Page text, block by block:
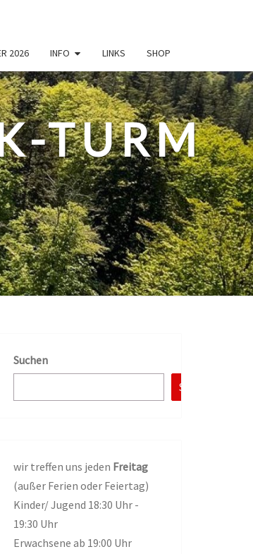
2026 INFO LINKS SHOP
TURM
Suchen
Suchen
wir treffen uns jeden Freitag
(außer Ferien oder Feiertag)
Kinder/ Jugend 18:30 Uhr -
19:30 Uhr
Erwachsene ab 19:00 Uhr